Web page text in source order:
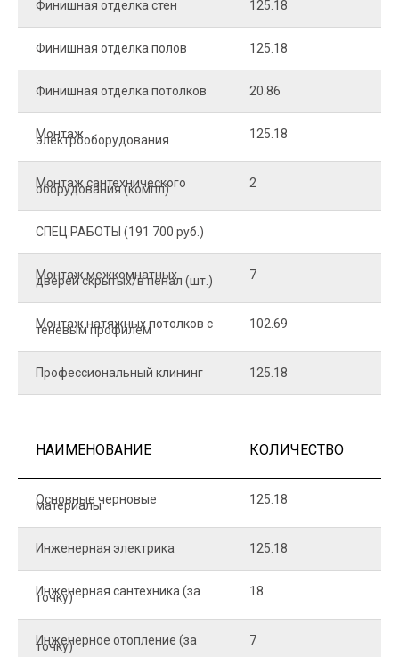
Финишная отделка стен 125.18
Финишная отделка полов 125.18
Финишная отделка потолков 20.86
Монтаж
электрооборудования 125.18
Монтаж сантехнического
оборудования (компл) 2
СПЕЦ.РАБОТЫ (191 700 руб.)
Монтаж межкомнатных
дверей скрытых/в пенал (шт.) 7
Монтаж натяжных потолков с
теневым профилем 102.69
Профессиональный клининг 125.18
НАИМЕНОВАНИЕ КОЛИЧЕСТВО
Основные черновые
материалы 125.18
Инженерная электрика 125.18
Инженерная сантехника (за
точку) 18
Инженерное отопление (за
точку) 7